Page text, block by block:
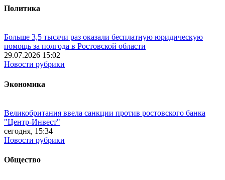
Политика
Больше 3,5 тысячи раз оказали бесплатную юридическую
помощь за полгода в Ростовской области
29.07.2026 15:02
Новости рубрики
Экономика
Великобритания ввела санкции против ростовского банка
"Центр-Инвест"
сегодня, 15:34
Новости рубрики
Общество